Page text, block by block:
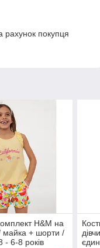
рахунок покупця
H&M на
/ майка + шорти /
- 6-8 років